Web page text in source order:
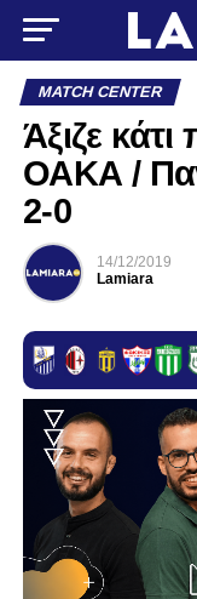
MATCH CENTER
Άξιζε
ΟΑΚΑ /
2-0
14/12/2019
Lamiara